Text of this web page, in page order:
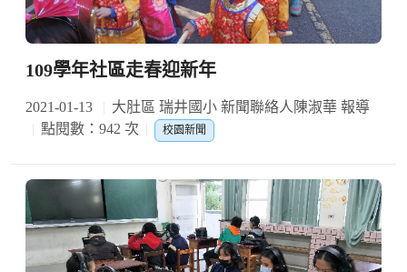
109學年社區走春迎新年
2021-01-13
大肚區 瑞井國小 新聞聯絡人陳淑華 報導
點閱數：942 次
校園新聞